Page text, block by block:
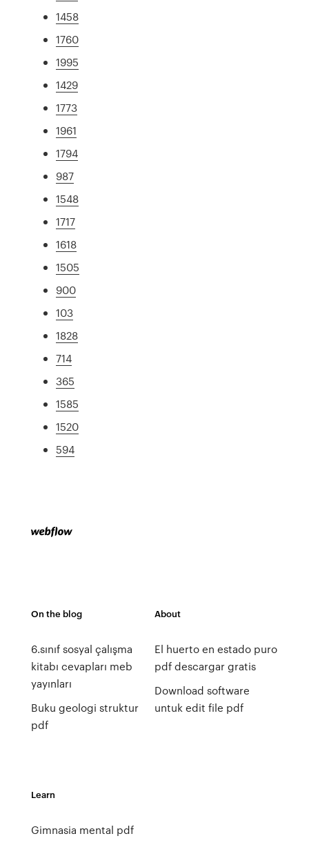
1458
1760
1995
1429
1773
1961
1794
987
1548
1717
1618
1505
900
103
1828
714
365
1585
1520
594
On the blog
6.sınıf sosyal çalışma
kitabı cevapları meb
yayınları
Buku geologi struktur
pdf
About
El huerto en estado puro
pdf descargar gratis
Download software
untuk edit file pdf
Learn
Gimnasia mental pdf